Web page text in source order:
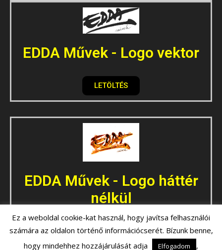
EDDA Művek - Logo vektor
LETÖLTÉS
EDDA Művek - Logo háttér
nélkül
LETÖLTÉS
Ez a weboldal cookie-kat használ, hogy javítsa felhasználói
számára az oldalon történő információcserét. Bízunk benne,
hogy mindehhez hozzájárulását adja
Elfogadom ,